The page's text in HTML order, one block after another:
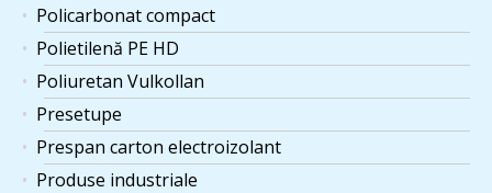
Policarbonat compact
Polietilenă PE HD
Poliuretan Vulkollan
Presetupe
Prespan carton electroizolant
Produse industriale